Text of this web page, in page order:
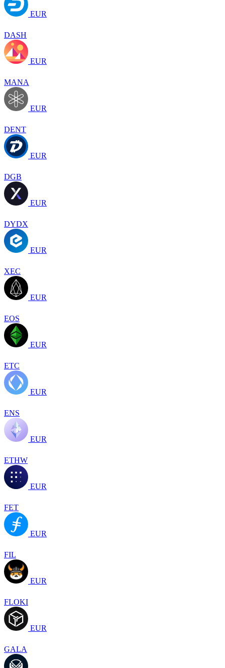
EUR
DASH
EUR
MANA
EUR
DENT
EUR
DGB
EUR
DYDX
EUR
XEC
EUR
EOS
EUR
ETC
EUR
ENS
EUR
ETHW
EUR
FET
EUR
FIL
EUR
FLOKI
EUR
GALA